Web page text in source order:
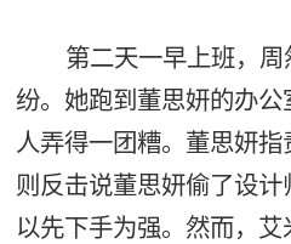
第二天一早上班，
纷。她跑到董思妍的办
人弄得一团糟。董思妍
则反击说董思妍偷了设
以先下手为强。然而，